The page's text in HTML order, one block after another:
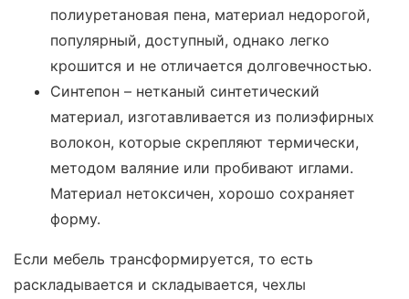
полиуретановая пена, материал недорогой,
популярный, доступный, однако легко
крошится и не отличается долговечностью.
Синтепон – нетканый синтетический
материал, изготавливается из полиэфирных
волокон, которые скрепляют термически,
методом валяние или пробивают иглами.
Материал нетоксичен, хорошо сохраняет
форму.
Если мебель трансформируется, то есть
раскладывается и складывается, чехлы